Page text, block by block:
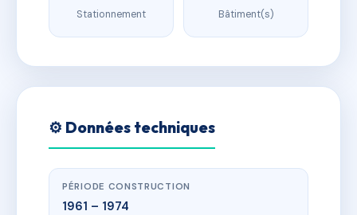
Stationnement Bâtiment(s)
⚙️ Données techniques
PÉRIODE CONSTRUCTION
1961 – 1974